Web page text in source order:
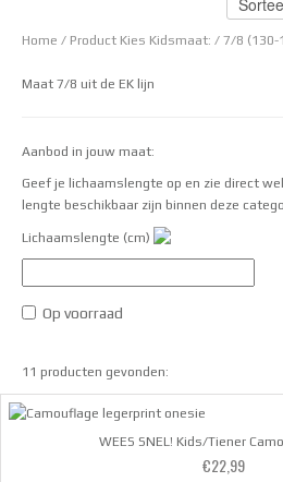
Home / Product Kies Kidsmaat: / 7/8 (130-
Maat 7/8 uit de EK lijn
Aanbod in jouw maat:
Geef je lichaamslengte op en zie direct
lengte beschikbaar zijn binnen deze
Lichaamslengte (cm)
Op voorraad
11 producten gevonden:
WEES SNEL! Kids/Tiener
€22,99